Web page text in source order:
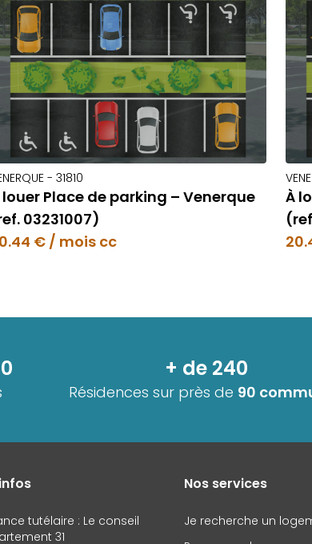
- 31810
louer Place de parking – Venerque
03231007)
€ / mois cc
À
+ de 240
Résidences sur près de 90
tutélaire : Le conseil
31
Nos services
Je recherche un